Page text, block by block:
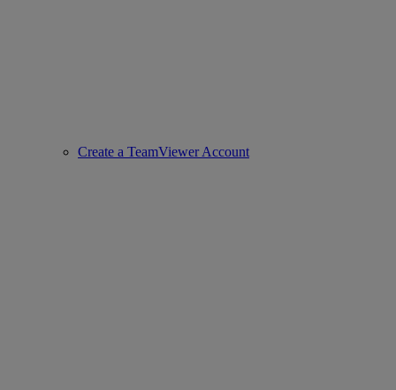
Create a TeamViewer Account